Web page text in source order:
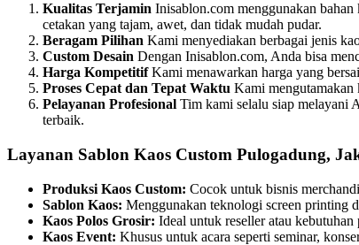
Kualitas Terjamin Inisablon.com menggunakan
cetakan yang tajam, awet, dan tidak mudah pudar.
Beragam Pilihan Kami menyediakan berbagai jenis
Custom Desain Dengan Inisablon.com, Anda bisa
Harga KompetitifKami menawarkan harga yang
Proses Cepat dan Tepat Waktu Kami mengutamakan
Pelayanan Profesional Tim kami selalu siap melayani
terbaik.
Layanan Sablon Kaos Custom Pulogadung,
Produksi Kaos Custom: Cocok untuk bisnis
Sablon Kaos: Menggunakan teknologi screen printing
Kaos Polos Grosir: Ideal untuk reseller atau kebutuhan
Kaos Event: Khusus untuk acara seperti seminar,